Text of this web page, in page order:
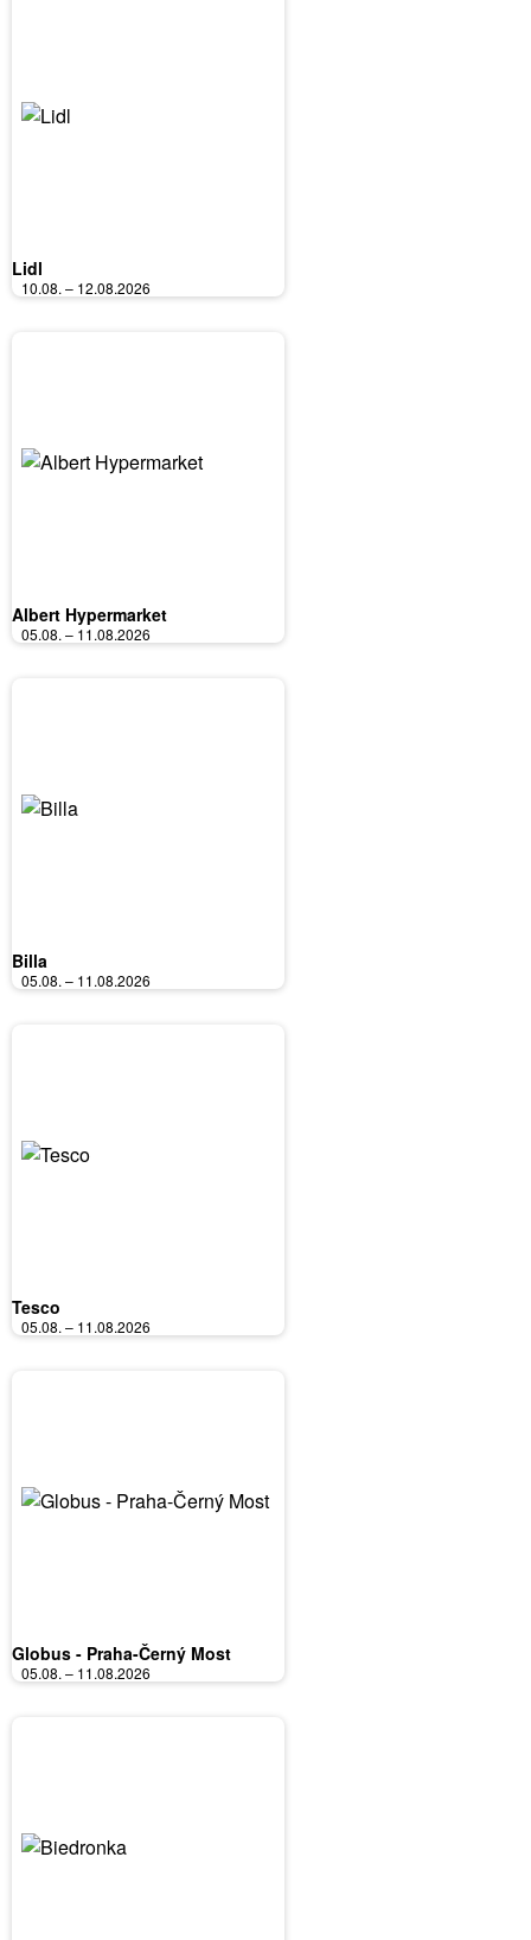
Lidl
10.08. – 12.08.2026
Albert Hypermarket
05.08. – 11.08.2026
Billa
05.08. – 11.08.2026
Tesco
05.08. – 11.08.2026
Globus - Praha-Černý Most
05.08. – 11.08.2026